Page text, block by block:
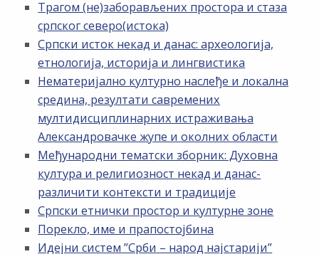
Трагом (не)заборављених простора и стаза
српског северо(истока)
Српски исток некад и данас: археологија,
етнологија, историја и лингвистика
Нематеријално културно наслеђе и локална
средина, резултати савремених
мултидисциплинарних истраживања
Александровачке жупе и околних области
Међународни тематски зборник: Духовна
култура и религиозност некад и данас-
различити контексти и традиције
Српски етнички простор и културне зоне
Порекло, име и прапостојбина
Идејни систем ”Срби – народ најстарији”